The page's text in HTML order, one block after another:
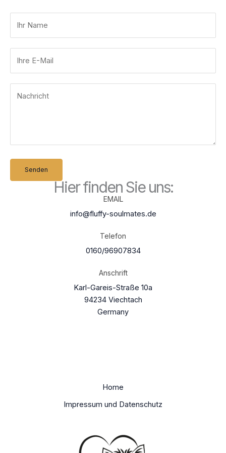
Hier finden Sie uns:
EMAIL
info@fluffy-soulmates.de
Telefon
0160/96907834
Anschrift
Karl-Gareis-Straße 10a
94234 Viechtach
Germany
Senden
Home
Impressum und Datenschutz